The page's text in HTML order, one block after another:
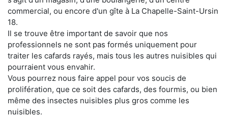
commercial, ou encore d'un gîte à La Chapelle-Saint-Ursin
18.
Il se trouve être important de savoir que nos
professionnels ne sont pas formés uniquement pour
traiter les cafards rayés, mais tous les autres nuisibles qui
pourraient vous envahir.
Vous pourrez nous faire appel pour vos soucis de
prolifération, que ce soit des cafards, des fourmis, ou bien
même des insectes nuisibles plus gros comme les
nuisibles.